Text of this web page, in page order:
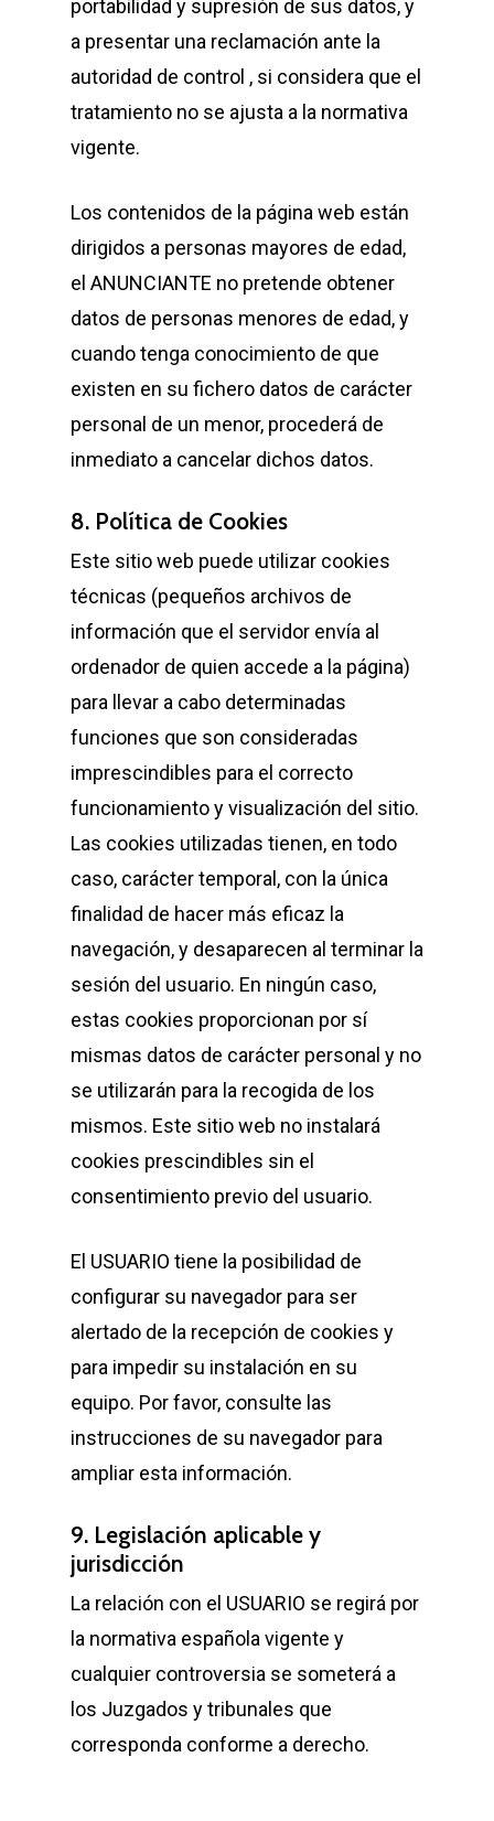
portabilidad y supresión de sus datos, y
a presentar una reclamación ante la
autoridad de control , si considera que el
tratamiento no se ajusta a la normativa
vigente.
Los contenidos de la página web están
dirigidos a personas mayores de edad,
el ANUNCIANTE no pretende obtener
datos de personas menores de edad, y
cuando tenga conocimiento de que
existen en su fichero datos de carácter
personal de un menor, procederá de
inmediato a cancelar dichos datos.
8. Política de Cookies
Este sitio web puede utilizar cookies
técnicas (pequeños archivos de
información que el servidor envía al
ordenador de quien accede a la página)
para llevar a cabo determinadas
funciones que son consideradas
imprescindibles para el correcto
funcionamiento y visualización del sitio.
Las cookies utilizadas tienen, en todo
caso, carácter temporal, con la única
finalidad de hacer más eficaz la
navegación, y desaparecen al terminar la
sesión del usuario. En ningún caso,
estas cookies proporcionan por sí
mismas datos de carácter personal y no
se utilizarán para la recogida de los
mismos. Este sitio web no instalará
cookies prescindibles sin el
consentimiento previo del usuario.
El USUARIO tiene la posibilidad de
configurar su navegador para ser
alertado de la recepción de cookies y
para impedir su instalación en su
equipo. Por favor, consulte las
instrucciones de su navegador para
ampliar esta información.
9. Legislación aplicable y
jurisdicción
La relación con el USUARIO se regirá por
la normativa española vigente y
cualquier controversia se someterá a
los Juzgados y tribunales que
corresponda conforme a derecho.